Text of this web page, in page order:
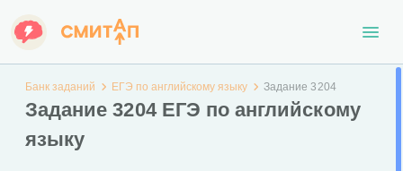
Банк заданий ЕГЭ по английскому языку Задание 3204
Задание 3204 ЕГЭ по английскому
языку